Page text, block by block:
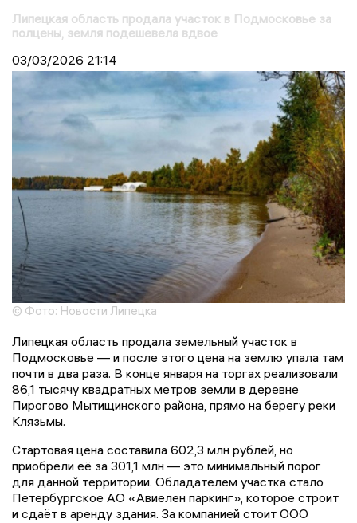
Липецкая область продала участок в Подмосковье за
полцены, земля подешевела вдвое
03/03/2026 21:14
© Фото: Новости Липецка
Липецкая область продала земельный участок в
Подмосковье — и после этого цена на землю упала там
почти в два раза. В конце января на торгах реализовали
86,1 тысячу квадратных метров земли в деревне
Пирогово Мытищинского района, прямо на берегу реки
Клязьмы.
Стартовая цена составила 602,3 млн рублей, но
приобрели её за 301,1 млн — это минимальный порог
для данной территории. Обладателем участка стало
Петербургское АО «Авиелен паркинг», которое строит
и сдаёт в аренду здания. За компанией стоит ООО